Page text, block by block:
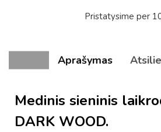
Pristatysime per
Aprašymas
Medinis sieninis
DARK WOOD.